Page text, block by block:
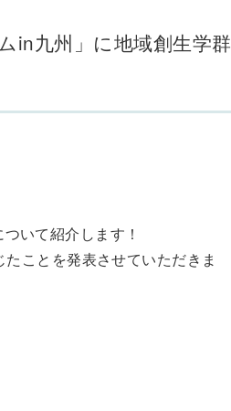
in九州」に地域創生学群
いて紹介します！
ことを発表させていただきま